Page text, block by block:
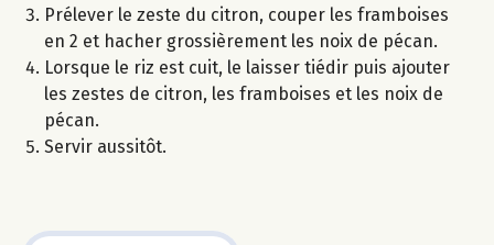
Prélever le zeste du citron, couper les framboises
en 2 et hacher grossièrement les noix de pécan.
Lorsque le riz est cuit, le laisser tiédir puis ajouter
les zestes de citron, les framboises et les noix de
pécan.
Servir aussitôt.